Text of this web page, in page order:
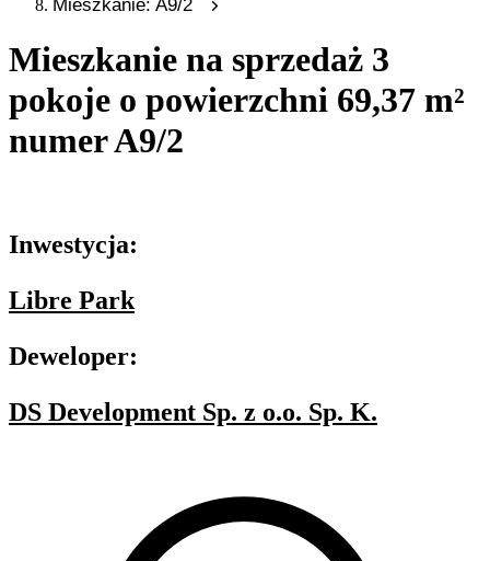
Mieszkanie: A9/2
Mieszkanie na sprzedaż 3
pokoje o powierzchni 69,37 m²
numer A9/2
Inwestycja:
Libre Park
Deweloper:
DS Development Sp. z o.o. Sp. K.